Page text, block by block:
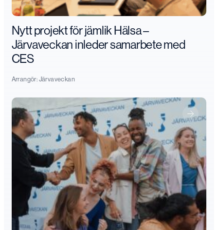
Nytt projekt för jämlik Hälsa –
Järvaveckan inleder samarbete med
CES
Arrangör:Järvaveckan